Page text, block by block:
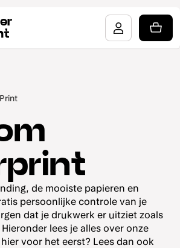
de mooiste papieren en
persoonlijke controle van je
dat je drukwerk er uitziet zoals
lees je alles over onze
voor het eerst? Lees dan ook